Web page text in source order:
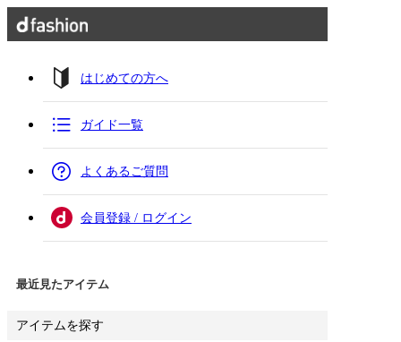
はじめての方へ
ガイド一覧
よくあるご質問
会員登録 / ログイン
最近見たアイテム
アイテムを探す